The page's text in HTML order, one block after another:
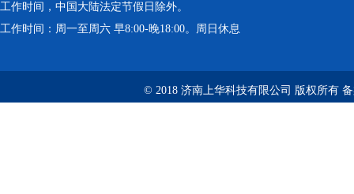
工作时间，中国大陆法定节假日除外。
工作时间：周一至周六 早8:00-晚18:00。周日休息
© 2018 济南上华科技有限公司 版权所有